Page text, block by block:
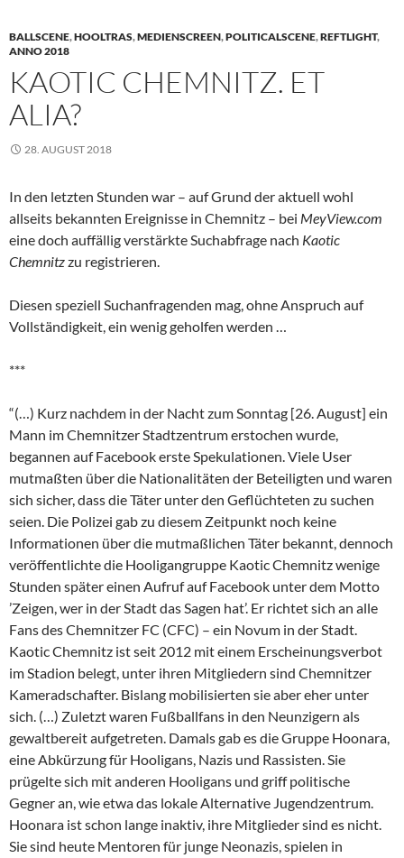
BALLSCENE,HOOLTRAS,MEDIENSCREEN,POLITICALSCENE,REFTLIGHT,
ANNO 2018
KAOTIC CHEMNITZ. ET
ALIA?
28. AUGUST 2018
In den letzten Stunden war – auf Grund der aktuell wohl
allseits bekannten Ereignisse in Chemnitz – bei MeyView.com
eine doch auffällig verstärkte Suchabfrage nach Kaotic
Chemnitzzu registrieren.
Diesen speziell Suchanfragenden mag, ohne Anspruch auf
Vollständigkeit, ein wenig geholfen werden …
***
“(…) Kurz nachdem in der Nacht zum Sonntag [26. August] ein
Mann im Chemnitzer Stadtzentrum erstochen wurde,
begannen auf Facebook erste Spekulationen. Viele User
mutmaßten über die Nationalitäten der Beteiligten und waren
sich sicher, dass die Täter unter den Geflüchteten zu suchen
seien. Die Polizei gab zu diesem Zeitpunkt noch keine
Informationen über die mutmaßlichen Täter bekannt, dennoch
veröffentlichte die Hooligangruppe Kaotic Chemnitz wenige
Stunden später einen Aufruf auf Facebook unter dem Motto
’Zeigen, wer in der Stadt das Sagen hat’. Er richtet sich an alle
Fans des Chemnitzer FC (CFC) – ein Novum in der Stadt.
Kaotic Chemnitz ist seit 2012 mit einem Erscheinungsverbot
im Stadion belegt, unter ihren Mitgliedern sind Chemnitzer
Kameradschafter. Bislang mobilisierten sie aber eher unter
sich. (…) Zuletzt waren Fußballfans in den Neunzigern als
gewaltbereit aufgetreten. Damals gab es die Gruppe Hoonara,
eine Abkürzung für Hooligans, Nazis und Rassisten. Sie
prügelte sich mit anderen Hooligans und griff politische
Gegner an, wie etwa das lokale Alternative Jugendzentrum.
Hoonara ist schon lange inaktiv, ihre Mitglieder sind es nicht.
Sie sind heute Mentoren für junge Neonazis, spielen in